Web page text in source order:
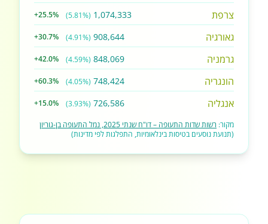
צרפת 1,074,333
(5.81%)
+25.5%
גאורגיה 908,644
(4.91%)
+30.7%
גרמניה 848,069
(4.59%)
+42.0%
הונגריה 748,424
(4.05%)
+60.3%
אנגליה 726,586
(3.93%)
+15.0%
מקור: רשות שדות התעופה – דו"ח שנתי 2025, נמל התעופה בן-גוריון
(תנועת נוסעים בטיסות בינלאומיות, התפלגות לפי מדינות)